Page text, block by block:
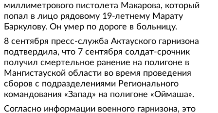
миллиметрового пистолета Макарова, который
попал в лицо рядовому 19-летнему Марату
Баркулову. Он умер по дороге в больницу.
8 сентября пресс-служба Актауского гарнизона
подтвердила, что 7 сентября солдат-срочник
получил смертельное ранение на полигоне в
Мангистауской области во время проведения
сборов с подразделениями Регионального
командования «Запад» на полигоне «Оймаша».
Согласно информации военного гарнизона, это